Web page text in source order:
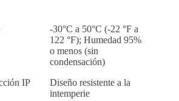
-30°C a 50°C (-22 °F a
122 °F); Humedad 95%
o menos (sin
condensación)
IP
Diseño resistente a la
intemperie